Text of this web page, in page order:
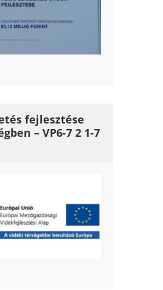
fejlesztése
– VP6-7 2 1-7